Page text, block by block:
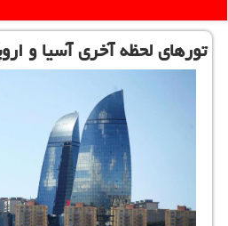
تورهای لحظه آخری آسیا و